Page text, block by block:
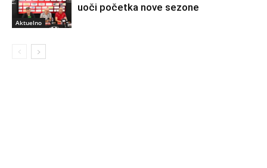
Aktuelno
uoči početka nove sezone